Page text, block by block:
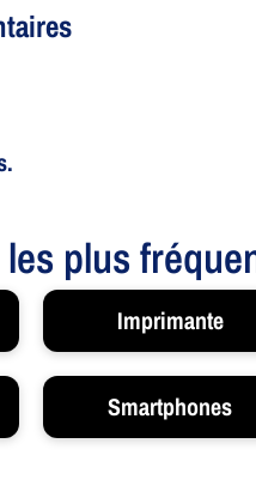
plus
Imprimante
Smartphones